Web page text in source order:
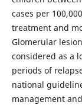
cases per
treatment and
Glomerular
considered as a
periods of
national
management